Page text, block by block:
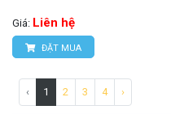
Giá: Liên hệ
ĐẶT MUA
‹ 1 2 3 4 ›